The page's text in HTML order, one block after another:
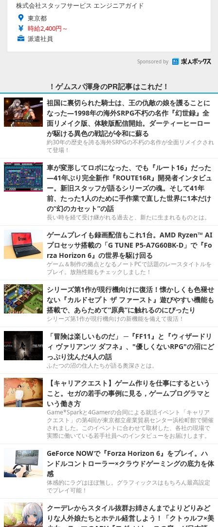
株式会社スタッフサービス エンジニアガイド
東京都
時給2,400円～
派遣社員
Sponsored by
！ゲムスパ渾身のPR記事はこれだ！
祖国に裏切られた騎士は、王の仇敵の娘を護ることに
なった―1998年の海外SRPG不朽の名作『幻世録』全
面リメイク版、体験版配信開始。ダーティーヒーロー
が駆ける異色の戦記が令和に蘇る
約30年の歴史を誇る海外SRPGの不朽の名作が全面リメイクされ
て登場！
車が変形してロボになった、でも『ルート16』だった
―41年ぶり完全新作『ROUTE16R』開発者インタビュ
ー。新旧スタッフが語るシリーズの魂。そして41年
前、たった1人のために手作業で直した世界に1本だけ
の“幻のカセット”の話
長い時を経て受け継がれる過去と、新たに生まれるものとは。
ゲームプレイも録画配信もこれ1台。AMD Ryzen™ AI
プロセッサ搭載の「G TUNE P5-A7G60BK-D」で『Fo
rza Horizon 6』の世界を駆け回る
ゲーム＆制作の拠点となるノートPCで話題のレースタイトルを
プレイ。放熱性能もチェックしました！
シリーズ第1作が現行機向けに復活！懐かしくも色褪せ
ない『カルドセプト ザ ファースト』遊びやすい機能も
搭載で、あらためて“原典”に触れるのにぴったり
シリーズ第1作が現行機向けの新機能を備えて復活！
「冒険は楽しいものだ」 ─『FF11』と『ウィザードリ
ィ ヴァリアンツ ダフネ』、"優しくないRPG"の沼にど
っぷり沈んだ4人の話
ふたつの沼の住人たちが語る奥深さとは。
【キャリアクエスト】ゲーム作りを仕事にするという
こと。セガの若手の事例に見る，ゲームプログラマと
いう働き方
Game*Sparkと4Gamerの合同による就活イベント「キャリア
クエスト」の第4回が東京都立産業貿易センター浜松町館で開催
されました。このイベントに合わせて取材した、各社の現場で
実際に働いている若手社員へのインタビューをお届けします。
GeForce NOWで『Forza Horizon 6』をプレイ。ハ
ンドルコントローラー×クラウドゲーミングの底力を体
感
体感的にラグはほぼ無し。グラフィックスはもちろん最高設定
でプレイ可能！
クーデレからスタイル抜群お姉さんまでよりどりみど
りな人外娘たちとホテル経営しよう！「クトゥルフ×美